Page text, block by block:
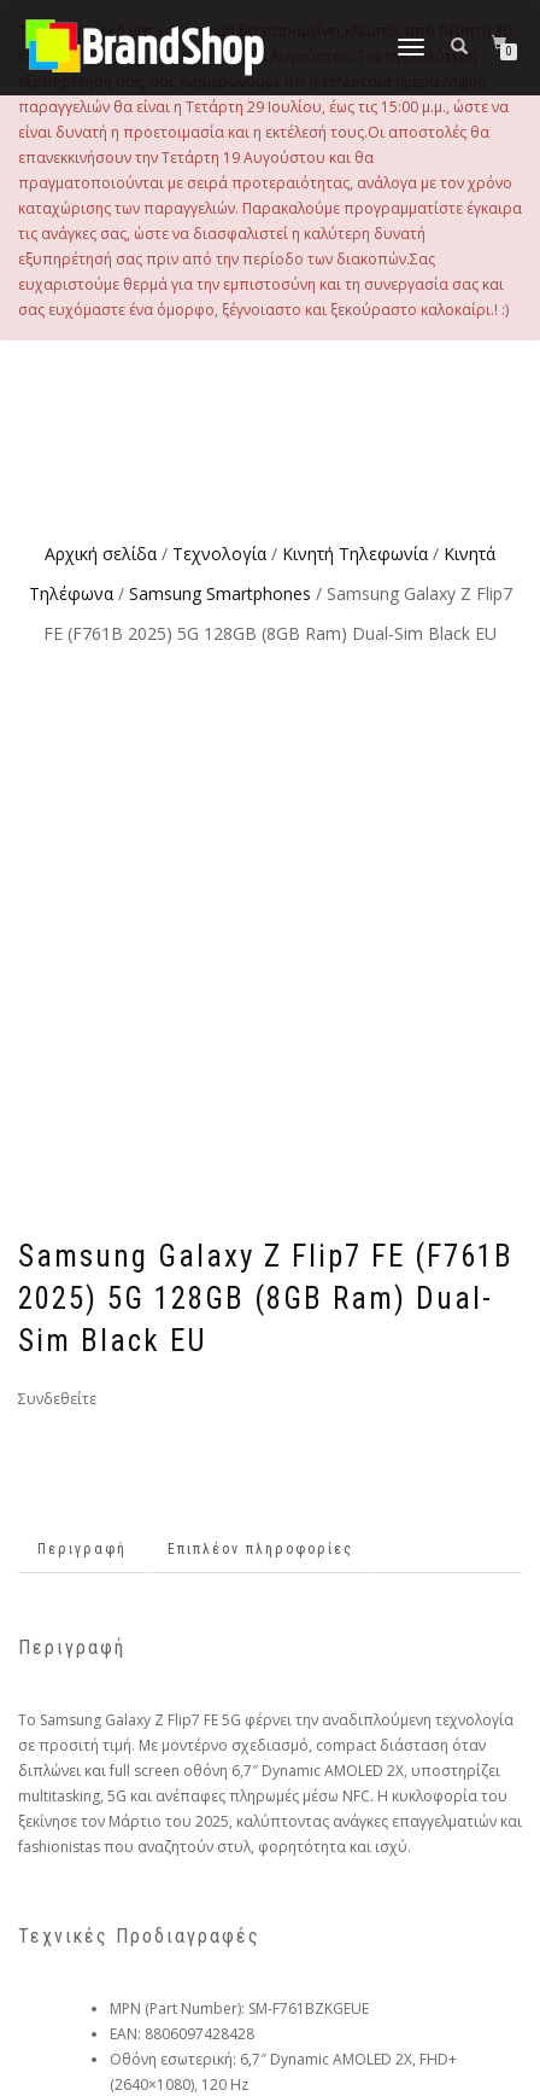
περιεχόμενο
Εναλλαγή
0
Το ηλεκτρονικό μας κατάστημα θα παραμείνει κλειστό, από Πέμπτη 30
Ιουλίου 2026 μέχρι και την Τρίτη 18 Αυγούστου. Για την καλύτερη
εξυπηρέτησή σας, σας ενημερώνουμε ότι η τελευταία ημέρα λήψης
παραγγελιών θα είναι η Τετάρτη 29 Ιουλίου, έως τις 15:00 μ.μ., ώστε να
είναι δυνατή η προετοιμασία και η εκτέλεσή τους.Οι αποστολές θα
επανεκκινήσουν την Τετάρτη 19 Αυγούστου και θα
πραγματοποιούνται με σειρά προτεραιότητας, ανάλογα με τον χρόνο
καταχώρισης των παραγγελιών. Παρακαλούμε προγραμματίστε έγκαιρα
τις ανάγκες σας, ώστε να διασφαλιστεί η καλύτερη δυνατή
εξυπηρέτησή σας πριν από την περίοδο των διακοπών.Σας
ευχαριστούμε θερμά για την εμπιστοσύνη και τη συνεργασία σας και
σας ευχόμαστε ένα όμορφο, ξέγνοιαστο και ξεκούραστο καλοκαίρι.! :)
Αρχική σελίδα / Τεχνολογία / Κινητή Τηλεφωνία / Κινητά
Τηλέφωνα/ Samsung Smartphones / Samsung Galaxy Z Flip7
FE (F761B 2025) 5G 128GB (8GB Ram) Dual-Sim Black EU
Samsung Galaxy Z Flip7 FE (F761B
2025) 5G 128GB (8GB Ram) Dual-
Sim Black EU
Συνδεθείτε
Περιγραφή Επιπλέον πληροφορίες
Περιγραφή
Το Samsung Galaxy Z Flip7 FE 5G φέρνει την αναδιπλούμενη τεχνολογία
σε προσιτή τιμή. Με μοντέρνο σχεδιασμό, compact διάσταση όταν
διπλώνει και full screen οθόνη 6,7″ Dynamic AMOLED 2X, υποστηρίζει
multitasking, 5G και ανέπαφες πληρωμές μέσω NFC. Η κυκλοφορία του
ξεκίνησε τον Μάρτιο του 2025, καλύπτοντας ανάγκες επαγγελματιών και
fashionistas που αναζητούν στυλ, φορητότητα και ισχύ.
Τεχνικές Προδιαγραφές
MPN (Part Number): SM-F761BZKGEUE
EAN: 8806097428428
Οθόνη εσωτερική: 6,7″ Dynamic AMOLED 2X, FHD+
(2640×1080), 120 Hz